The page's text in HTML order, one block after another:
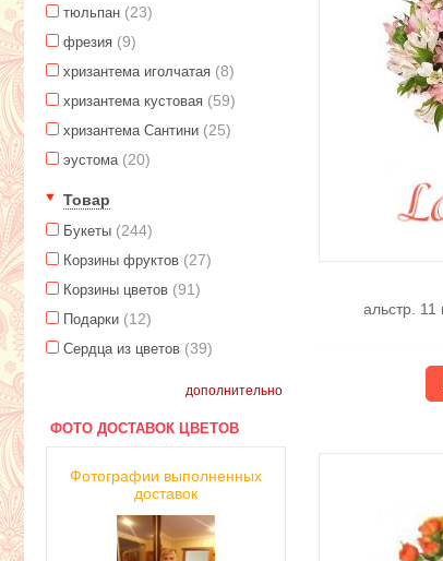
тюльпан (23)
фрезия (9)
хризантема иголчатая (8)
хризантема кустовая (59)
хризантема Сантини (25)
эустома (20)
Товар
Букеты (244)
Корзины фруктов (27)
Корзины цветов (91)
Подарки (12)
Сердца из цветов (39)
дополнительно
ФОТО ДОСТАВОК ЦВЕТОВ
Фотографии выполненных
доставок
альстр.